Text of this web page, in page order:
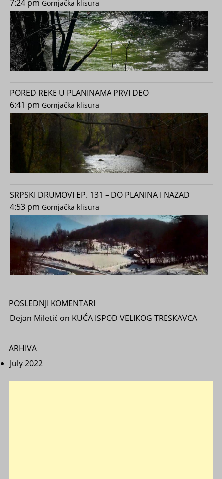
7:24 pm Gornjačka klisura
PORED REKE U PLANINAMA PRVI DEO
6:41 pm Gornjačka klisura
SRPSKI DRUMOVI EP. 131 – DO PLANINA I NAZAD
4:53 pm Gornjačka klisura
POSLEDNJI KOMENTARI
Dejan Miletić on KUĆA ISPOD VELIKOG TRESKAVCA
ARHIVA
July 2022